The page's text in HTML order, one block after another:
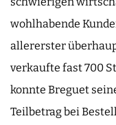
wohlhabende
allererster
verkaufte fast 700
konnte Breguet
Teilbetrag bei